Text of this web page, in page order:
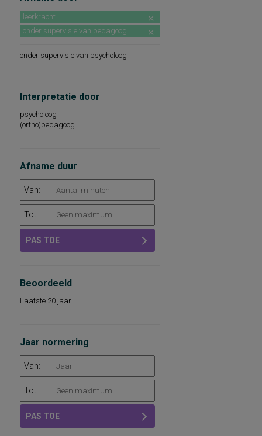
leerkracht
onder supervisie van pedagoog
onder supervisie van psycholoog
Interpretatie door
psycholoog
(ortho)pedagoog
Afname duur
Van:
Tot:
PAS TOE
Beoordeeld
Laatste 20 jaar
Jaar normering
Van:
Tot:
PAS TOE